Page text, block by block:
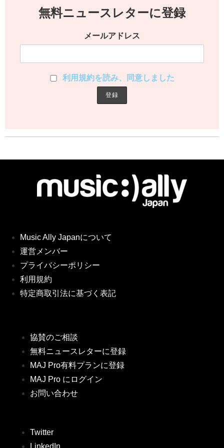
無料ニュースレターに登録
メールアドレス
利用規約を読み、同意しました
Music Ally Japanについて
運営メンバー
プライバシーポリシー
利用規約
特定商取引法に基づく表記
協賛のご相談
無料ニュースレターに登録
MAJ Pro有料プランに登録
MAJ Pro にログイン
お問い合わせ
Twitter
LinkedIn